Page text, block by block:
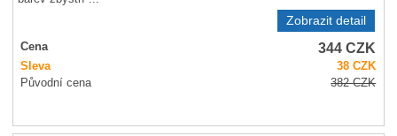
Zobrazit detail
Cena 344CZK
Sleva 38CZK
Původní cena
382CZK